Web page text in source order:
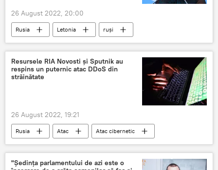
26 August 2022, 20:00
Rusia Letonia
ruși
Maria Zaharova
Resursele RIA Novosti și Sputnik au
respins un puternic atac DDoS din
străinătate
26 August 2022, 19:21
Rusia Atac
Atac cibernetic
RIA Novosti
sputnik
AIP „Rossia Segodnea"
"Ședința parlamentului de azi este o